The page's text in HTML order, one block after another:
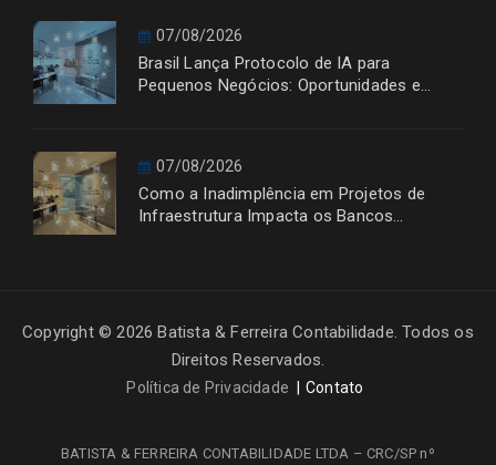
07/08/2026
Brasil Lança Protocolo de IA para
Pequenos Negócios: Oportunidades e
07/08/2026
Como a Inadimplência em Projetos de
Infraestrutura Impacta os Bancos
Copyright © 2026 Batista & Ferreira Contabilidade. Todos os
Direitos Reservados.
Política de Privacidade Contato
BATISTA & FERREIRA CONTABILIDADE LTDA – CRC/SP nº